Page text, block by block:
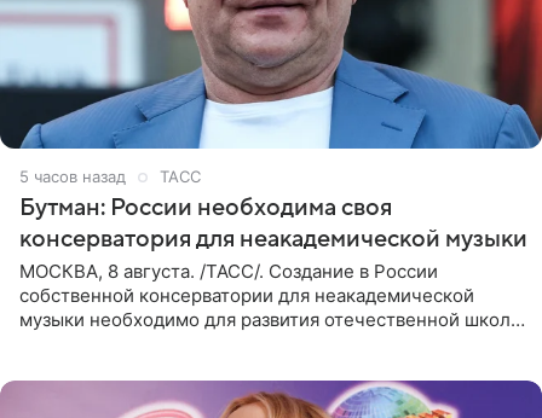
5 часов назад ТАСС
Бутман: России необходима своя
консерватория для неакадемической музыки
МОСКВА, 8 августа. /ТАСС/. Создание в России
собственной консерватории для неакадемической
музыки необходимо для развития отечественной школы